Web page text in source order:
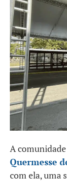
A
Quermesse
com ela, uma